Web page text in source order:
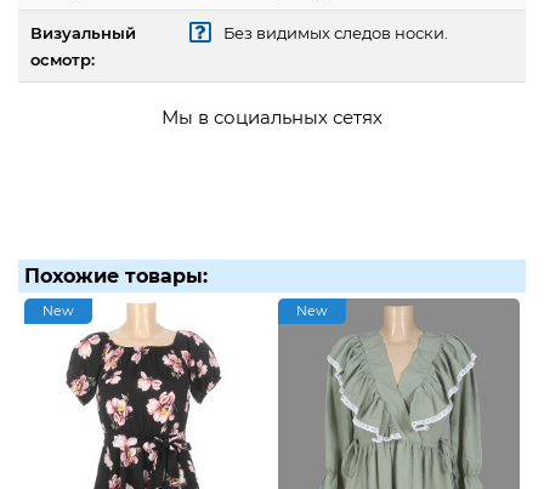
Визуальный
осмотр:
Без видимых следов носки.
Мы в социальных сетях
Похожие товары:
New New